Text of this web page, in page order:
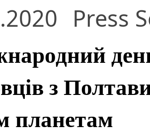
Press
з
планетам